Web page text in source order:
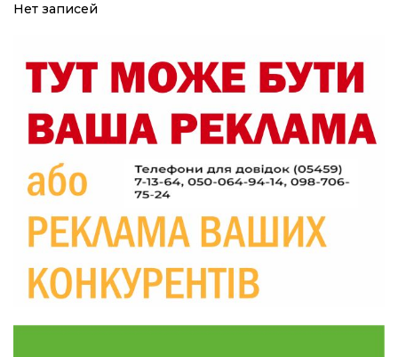
09:52
Родина Степаненків: від квітучого
19:36
30 лип
Пишіть листи самому собі, або як уникнути
маніпуляційбез конфліктів
19:29
«Все закінчиться, приїду й одружуся…»: Пам’яті
28 лип
Паливо по 100 грн та ризик дефіциту: чому в
Україні різко зростають ціни на АЗС
20:00
28 лип
Житлові сертифікати, підготовка до зими та
підтримка ВПО: підсумки засідання виконкому
Краснопільської селищної ради
Нет записей